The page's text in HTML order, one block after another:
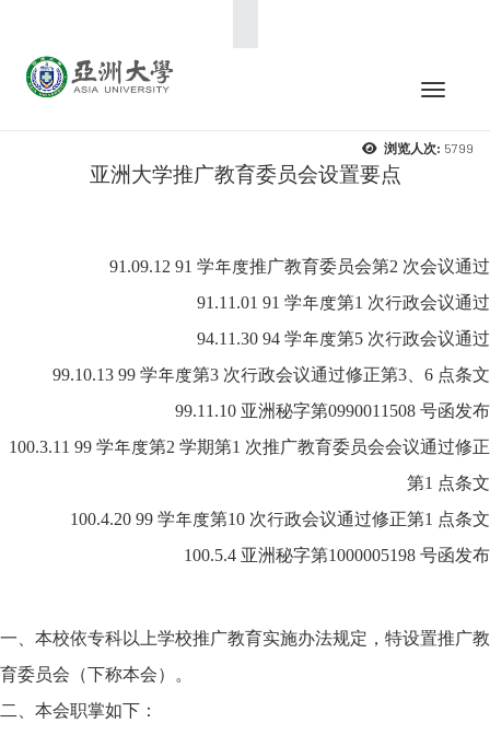
Toggle
浏览人次: 5799
亚洲大学推广教育委员会设置要点
91.09.12 91 学年度推广教育委员会第2 次会议通过
91.11.01 91 学年度第1 次行政会议通过
94.11.30 94 学年度第5 次行政会议通过
99.10.13 99 学年度第3 次行政会议通过修正第3、6 点条文
99.11.10 亚洲秘字第0990011508 号函发布
100.3.11 99 学年度第2 学期第1 次推广教育委员会会议通过修正
第1 点条文
100.4.20 99 学年度第10 次行政会议通过修正第1 点条文
100.5.4 亚洲秘字第1000005198 号函发布
一、本校依专科以上学校推广教育实施办法规定，特设置推广教
育委员会（下称本会）。
二、本会职掌如下：